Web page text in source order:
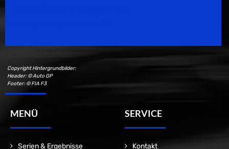
Copyright Hintergrundbilder:
Header: © Auto GP
Footer: © FIA F3
MENÜ
Serien & Ergebnisse
SERVICE
Kontakt